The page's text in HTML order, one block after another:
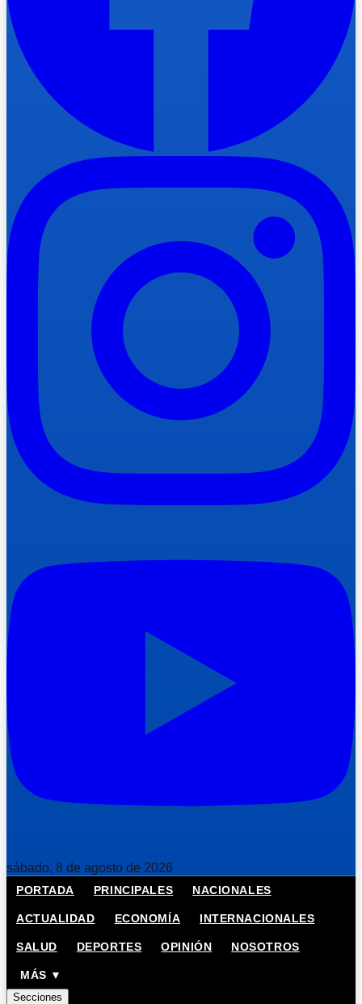
sábado, 8 de agosto de 2026
PORTADA PRINCIPALES NACIONALES
ACTUALIDAD ECONOMÍA INTERNACIONALES
SALUD DEPORTES OPINIÓN NOSOTROS
MÁS ▼
Secciones